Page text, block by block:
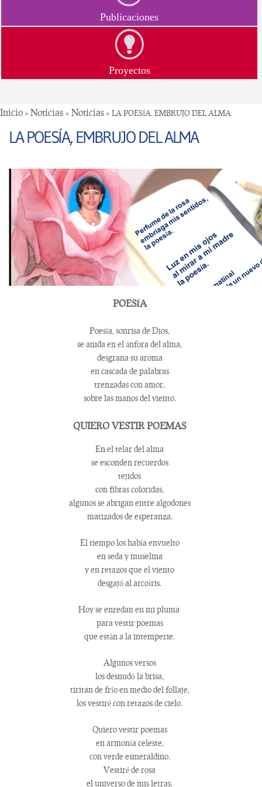
Publicaciones
Proyectos
Usted está aquí
Inicio» Noticias » Noticias» LA POESÍA, EMBRUJO DEL ALMA
LA POESÍA, EMBRUJO DEL ALMA
POESÍA
Poesía, sonrisa de Dios,
se anida en el ánfora del alma,
desgrana su aroma
en cascada de palabras
trenzadas con amor,
sobre las manos del viento.
QUIERO VESTIR POEMAS
En el telar del alma
se esconden recuerdos
tejidos
con fibras coloridas,
algunos se abrigan entre algodones
matizados de esperanza.
El tiempo los había envuelto
en seda y muselina
y en retazos que el viento
desgajó al arcoíris.
Hoy se enredan en mi pluma
para vestir poemas
que están a la intemperie.
Algunos versos
los desnudó la brisa,
tiritan de frío en medio del follaje,
los vestiré con retazos de cielo.
Quiero vestir poemas
en armonía celeste,
con verde esmeraldino.
Vestiré de rosa
el universo de mis letras,